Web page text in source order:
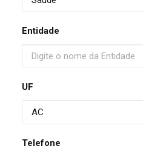
Entidade
UF
Telefone